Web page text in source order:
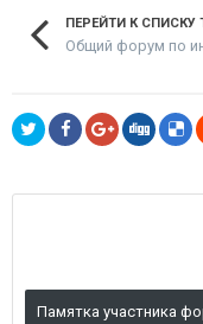
ПЕРЕЙТИ К СПИСКУ
Общий форум по
Памятка участника